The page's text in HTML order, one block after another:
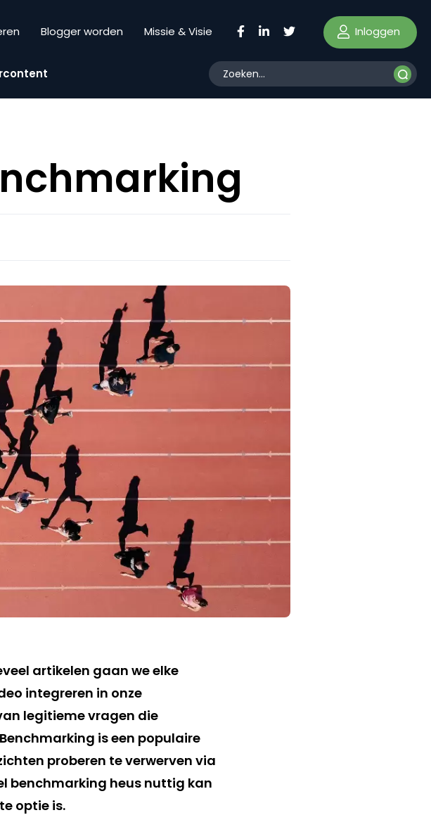
Blogger worden Missie & Visie Inloggen
artikelen gaan we elke
integreren in onze
legitieme vragen die
is een populaire
proberen te verwerven via
benchmarking heus nuttig kan
optie is.